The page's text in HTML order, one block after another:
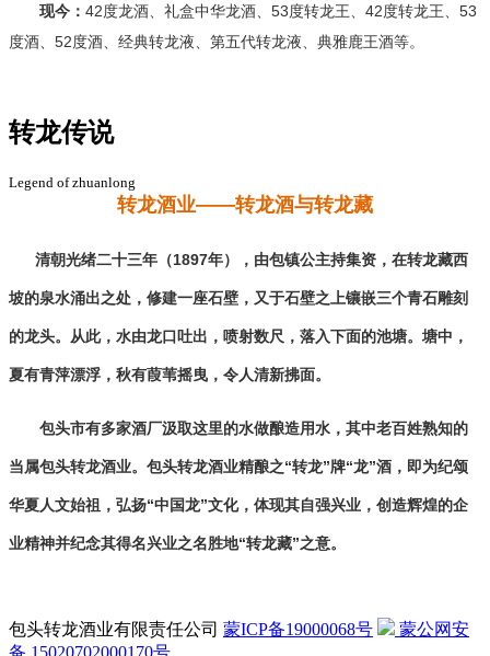
现今： 42度龙酒、礼盒中华龙酒、53度转龙王、42度转龙王、53
度酒、52度酒、经典转龙液、第五代转龙液、典雅鹿王酒等。
转龙传说
Legend of zhuanlong
转龙酒业——转龙酒与转龙藏
清朝光绪二十三年（1897年），由包镇公主持集资，在转龙藏西
坡的泉水涌出之处，修建一座石壁，又于石壁之上镶嵌三个青石雕刻
的龙头。从此，水由龙口吐出，喷射数尺，落入下面的池塘。塘中，
夏有青萍漂浮，秋有葭苇摇曳，令人清新拂面。
包头市有多家酒厂汲取这里的水做酿造用水，其中老百姓熟知的
当属包头转龙酒业。包头转龙酒业精酿之“转龙”牌“龙”酒，即为纪颂
华夏人文始祖，弘扬“中国龙”文化，体现其自强兴业，创造辉煌的企
业精神并纪念其得名兴业之名胜地“转龙藏”之意。
包头转龙酒业有限责任公司 蒙ICP备19000068号
蒙公网安